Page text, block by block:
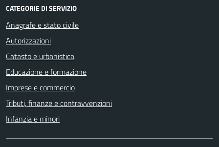
CATEGORIE DI SERVIZIO
Anagrafe e stato civile
Autorizzazioni
Catasto e urbanistica
Educazione e formazione
Imprese e commercio
Tributi, finanze e contravvenzioni
Infanzia e minori